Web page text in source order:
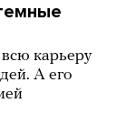
карьеру
А его